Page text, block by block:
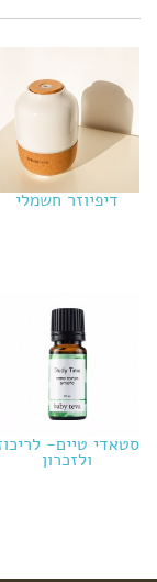
עקיצות
בעיות
בעור
(יובש,
פריחות,
כוויות
וזיהומים)
הרגעה,
החיסונית
וטיפוח
פעוטות
דיפיוזר חשמלי
סטאדי טיים-
ולזכרון